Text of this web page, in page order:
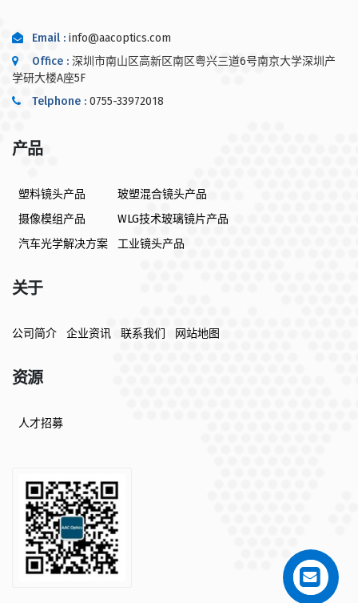
Email : info@aacoptics.com
Office : 深圳市南山区高新区南区粤兴三道6号南京大学深圳产
学研大楼A座5F
Telphone : 0755-33972018
产品
塑料镜头产品
玻塑混合镜头产品
摄像模组产品
WLG技术玻璃镜片产品
汽车光学解决方案
工业镜头产品
关于
公司简介 企业资讯 联系我们 网站地图
资源
人才招募